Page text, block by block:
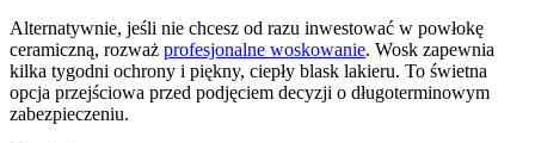
Alternatywnie, jeśli nie chcesz od razu inwestować w powłokę
ceramiczną, rozważ profesjonalne woskowanie. Wosk zapewnia
kilka tygodni ochrony i piękny, ciepły blask lakieru. To świetna
opcja przejściowa przed podjęciem decyzji o długoterminowym
zabezpieczeniu.